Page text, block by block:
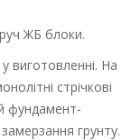
ЖБ блоки.
виготовленні. На
стрічкові
фундамент-
грунту.